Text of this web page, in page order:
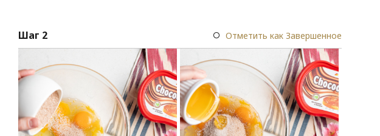
Шаг 2 Отметить как Завершенное